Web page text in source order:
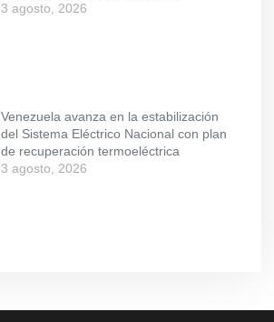
3 agosto, 2026
Venezuela avanza en la estabilización
del Sistema Eléctrico Nacional con plan
de recuperación termoeléctrica
3 agosto, 2026